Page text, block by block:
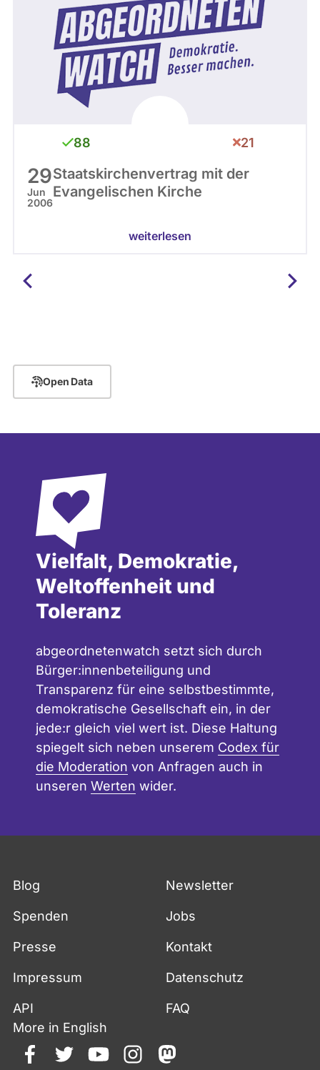
88 21
29
Jun
2006
Staatskirchenvertrag mit der
Evangelischen Kirche
weiterlesen
Open Data
Vielfalt, Demokratie,
Weltoffenheit und
Toleranz
abgeordnetenwatch setzt sich durch
Bürger:innenbeteiligung und
Transparenz für eine selbstbestimmte,
demokratische Gesellschaft ein, in der
jede:r gleich viel wert ist. Diese Haltung
spiegelt sich neben unserem Codex für
die Moderation von Anfragen auch in
unseren Werten wider.
Blog Newsletter
Spenden Jobs
Presse Kontakt
Impressum Datenschutz
API
FAQ
More in English
facebooktwitteryoutubeinstagrammastodon